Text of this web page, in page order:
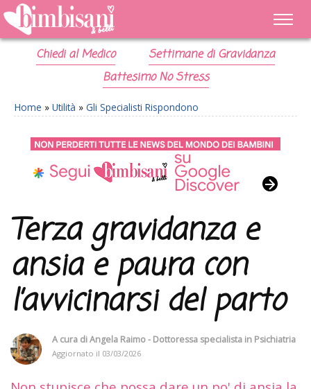
Chiedi al Medico
Settimane di Gravidanza
Battesimo No Stress
Home » Utilità » Gli Specialisti Rispondono
Terza gravidanza e
ansia e paura con
l’avvicinarsi del parto
A cura diAngela Raimo - Dottoressa specialista in Psichiatria
Aggiornato il 03/03/2026